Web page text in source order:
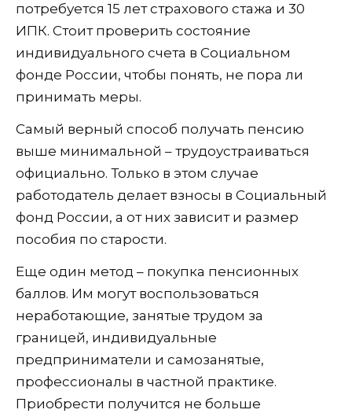
потребуется 15 лет страхового стажа и 30
ИПК. Стоит проверить состояние
индивидуального счета в Социальном
фонде России, чтобы понять, не пора ли
принимать меры.
Самый верный способ получать пенсию
выше минимальной – трудоустраиваться
официально. Только в этом случае
работодатель делает взносы в Социальный
фонд России, а от них зависит и размер
пособия по старости.
Еще один метод – покупка пенсионных
баллов. Им могут воспользоваться
неработающие, занятые трудом за
границей, индивидуальные
предприниматели и самозанятые,
профессионалы в частной практике.
Приобрести получится не больше